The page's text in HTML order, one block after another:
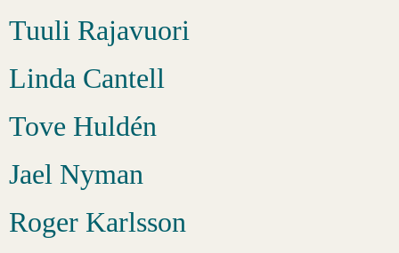
Tuuli Rajavuori
Linda Cantell
Tove Huldén
Jael Nyman
Roger Karlsson